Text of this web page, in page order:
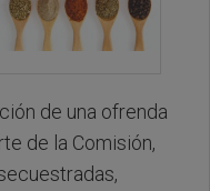
de una ofrenda
de la Comisión,